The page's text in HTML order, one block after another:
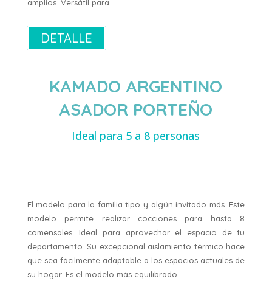
amplios. Versátil para…
DETALLE
KAMADO ARGENTINO
ASADOR PORTEÑO
Ideal para 5 a 8 personas
El modelo para la familia tipo y algún invitado más. Este
modelo permite realizar cocciones para hasta 8
comensales. Ideal para aprovechar el espacio de tu
departamento. Su excepcional aislamiento térmico hace
que sea fácilmente adaptable a los espacios actuales de
su hogar. Es el modelo más equilibrado…